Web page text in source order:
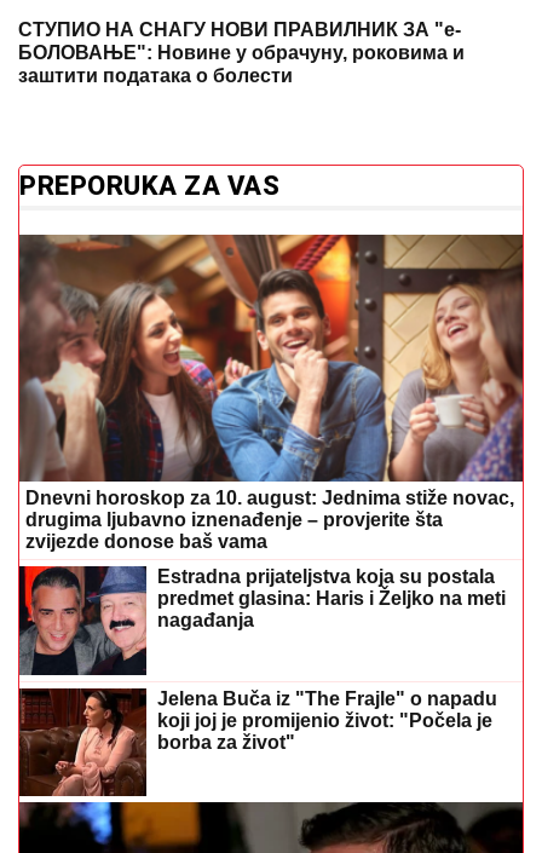
Dnevni horoskop za 10. august: Jednima stiže novac,
Estradna prijateljstva koja su postala
predmet glasina: Haris i Željko na meti
nagađanja
Jelena Buča iz "The Frajle" o napadu
koji joj je promijenio život: "Počela je
borba za život"
"Da mi žena vodi karijeru bio bih kao Čola" Pjevač
otkrio šta mu supruga stalno zamjera
Miljana Kulić na moru sa sinom: Željko
je grli, a prizor raznježio mnoge